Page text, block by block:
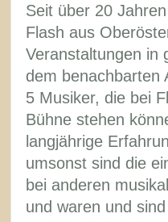
Seit über 20
Flash aus
Veranstaltungen in
dem benachbarten
5 Musiker, die bei
Bühne stehen
langjährige
umsonst sind die
bei anderen
und waren und